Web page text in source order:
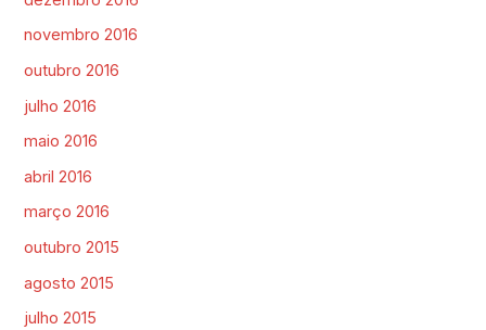
novembro 2016
outubro 2016
julho 2016
maio 2016
abril 2016
março 2016
outubro 2015
agosto 2015
julho 2015